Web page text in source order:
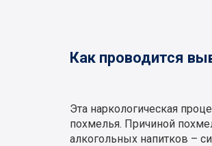
Как проводится
Эта наркологическая
похмелья. Причиной
алкогольных напитков –